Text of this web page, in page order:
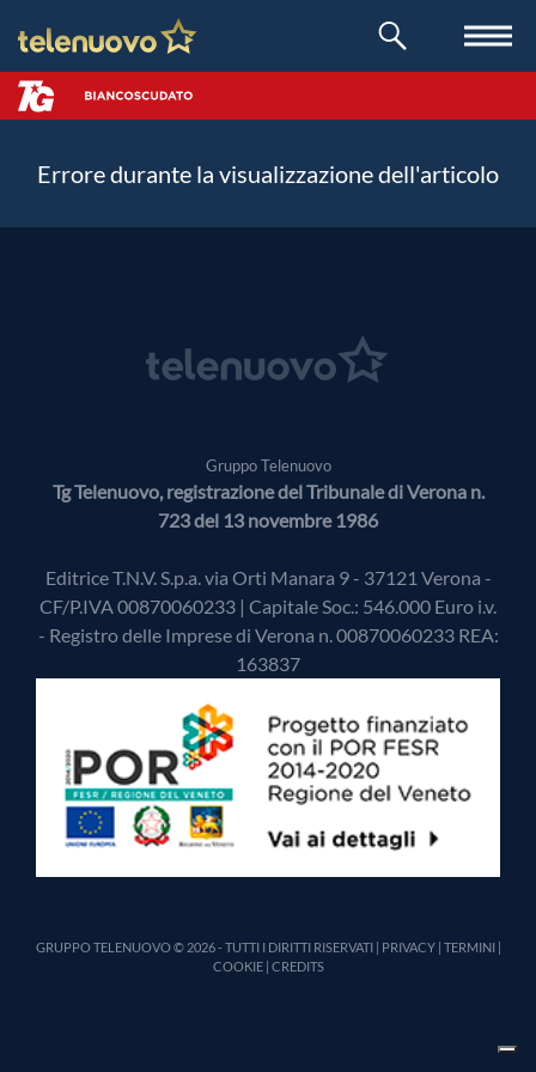
Errore durante la visualizzazione dell'articolo
Gruppo Telenuovo
Tg Telenuovo, registrazione del Tribunale di Verona n.
723 del 13 novembre 1986
Editrice T.N.V. S.p.a. via Orti Manara 9 - 37121 Verona -
CF/P.IVA 00870060233 | Capitale Soc.: 546.000 Euro i.v.
- Registro delle Imprese di Verona n. 00870060233 REA:
163837
GRUPPO TELENUOVO © 2026 - TUTTI I DIRITTI RISERVATI | PRIVACY| TERMINI|
COOKIE| CREDITS